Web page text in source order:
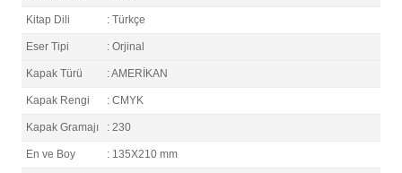
Kitap Dili : Türkçe
Eser Tipi : Orjinal
Kapak Türü : AMERİKAN
Kapak Rengi : CMYK
Kapak Gramajı : 230
En ve Boy : 135X210 mm